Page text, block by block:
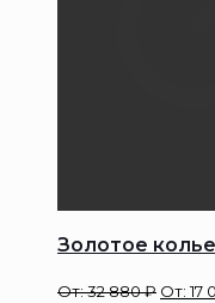
Золотое
От:32 880₽ От:17